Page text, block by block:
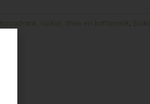
suiker, thee en koffiemelk , Suiker